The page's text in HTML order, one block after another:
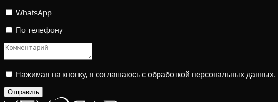
WhatsApp
По телефону
Нажимая на кнопку, я соглашаюсь с обработкой персональных данных.